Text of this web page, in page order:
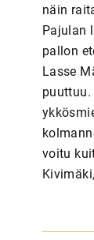
näin
Pajulan
pallon
Lasse
voitu